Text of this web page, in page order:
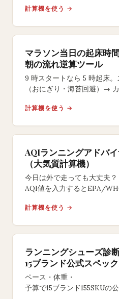
ネガティブスプリット戦略や
計算機を使う →
マラソン当日の起床時
朝の流れ逆算ツール
9 時スタートなら 5 時起床
（おにぎり・海苔回避）→
計算機を使う →
AQIランニングアドバ
（大気質計算機）
今日は外で走っても大丈夫？
AQI値を入力するとEPA/
室内トレーニング代替案を提
計算機を使う →
ランニングシューズ診
15ブランド公式スペッ
ペース・体重・
予算で15ブランド155SKUの